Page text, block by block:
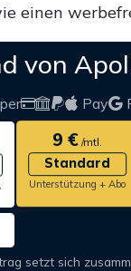
einen
von
Pay
9 € /mtl.
Standard
Unterstützung + Abo
setzt sich